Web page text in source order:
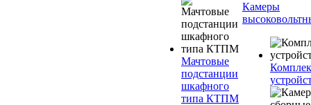
Мачтовые
подстанции
шкафного
типа КТПМ
Камеры